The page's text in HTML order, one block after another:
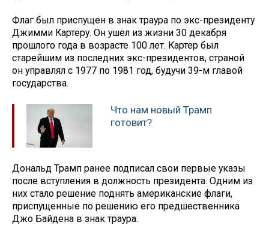
Флаг был приспущен в знак траура по экс-президенту
Джимми Картеру. Он ушел из жизни 30 декабря
прошлого года в возрасте 100 лет. Картер был
старейшим из последних экс-президентов, страной
он управлял с 1977 по 1981 год, будучи 39-м главой
государства.
Что нам новый Трамп
готовит?
Дональд Трамп ранее подписал свои первые указы
после вступления в должность президента. Одним из
них стало решение поднять американские флаги,
приспущенные по решению его предшественника
Джо Байдена в знак траура.